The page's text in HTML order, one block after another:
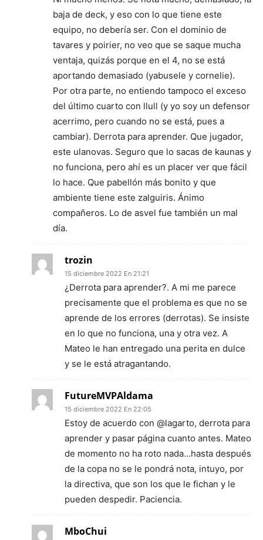
baja de deck, y eso con lo que tiene este
equipo, no debería ser. Con el dominio de
tavares y poirier, no veo que se saque mucha
ventaja, quizás porque en el 4, no se está
aportando demasiado (yabusele y cornelie).
Por otra parte, no entiendo tampoco el exceso
del último cuarto con llull (y yo soy un defensor
acerrimo, pero cuando no se está, pues a
cambiar). Derrota para aprender. Que jugador,
este ulanovas. Seguro que lo sacas de kaunas y
no funciona, pero ahí es un placer ver que fácil
lo hace. Que pabellón más bonito y que
ambiente tiene este zalguiris. Ánimo
compañeros. Lo de asvel fue también un mal
día.
trozin
15 diciembre 2022 En 21:21
¿Derrota para aprender?. A mi me parece
precisamente que el problema es que no se
aprende de los errores (derrotas). Se insiste
en lo que no funciona, una y otra vez. A
Mateo le han entregado una perita en dulce
y se le está atragantando.
FutureMVPAldama
15 diciembre 2022 En 22:05
Estoy de acuerdo con @lagarto, derrota para
aprender y pasar página cuanto antes. Mateo
de momento no ha roto nada…hasta después
de la copa no se le pondrá nota, intuyo, por
la directiva, que son los que le fichan y le
pueden despedir. Paciencia.
MboChui